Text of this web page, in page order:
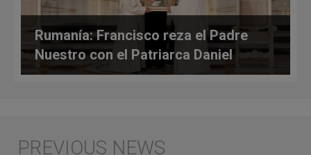
Rumanía: Francisco reza el Padre
Nuestro con el Patriarca Daniel